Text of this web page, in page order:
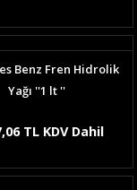
Benz Fren Hidrolik
Yağı ''1 lt ''
TL KDV Dahil